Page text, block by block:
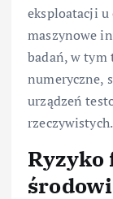
eksploatacji u
maszynowe
badań, w tym
numeryczne,
urządzeń
rzeczywistych.
Ryzyko